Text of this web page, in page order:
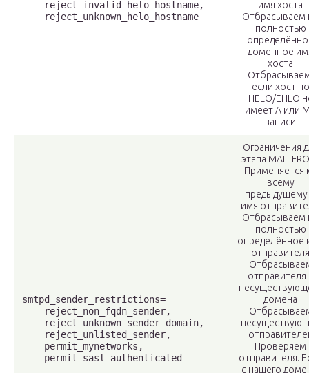
    reject_invalid_helo_hostname,
    reject_unknown_helo_hostname
имя хоста
Отбрасываем
полностью
доменное
хоста
если хост по
HELO/EHLO
имеет А или
записи
smtpd_sender_restrictions=
    reject_non_fqdn_sender,
    reject_unknown_sender_domain,
    reject_unlisted_sender,
    permit_mynetworks,
    permit_sasl_authenticated
Ограничения
этапа MAIL
Применяется
всему
предыдущему
имя
Отбрасываем
полностью
определённое
отправителя
отправителя
домена
Проверяем
отправителя.
с нашего